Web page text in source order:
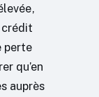
crédit
perte
qu’en
auprès